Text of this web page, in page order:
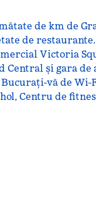
de km de
de
Victoria
Central și gara de
vă de
Centru de